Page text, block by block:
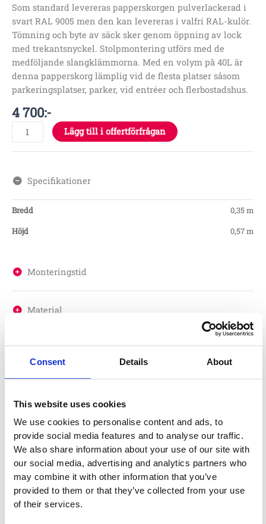
Consent Details About
This website uses cookies
We use cookies to personalise content and ads, to
provide social media features and to analyse our traffic.
We also share information about your use of our site with
our social media, advertising and analytics partners who
may combine it with other information that you’ve
provided to them or that they’ve collected from your use
of their services.
Som standard levereras papperskorgen pulverlackerad i
svart RAL 9005 men den kan levereras i valfri RAL-kulör.
Tömning och byte av säck sker genom öppning av lock
med trekantsnyckel. Stolpmontering utförs med de
medföljande slangklämmorna. Med en volym på 40L är
denna papperskorg lämplig vid de flesta platser såsom
parkeringsplatser, parker, vid entréer och flerbostadshus.
4 700:-
Lägg till i offertförfrågan
Specifikationer
Bredd
0,35 m
Höjd
0,57 m
Monteringstid
Material
Garantivillkor
på hemsidan.
Tillbehör